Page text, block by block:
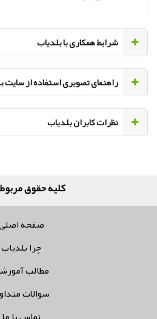
‌شرایط همکاری با بلدیاب
راهنمای تصویری استفاده از سایت
نظرات کابران بلدیاب
کلیه حقوق مربوط به
صفحه
چرا بلدیاب
مطالب
سوالات